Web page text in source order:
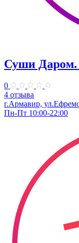
Суши Даром.
0
4 отзыва
г.Армавир,
Пн-Пт 10:00-22:00